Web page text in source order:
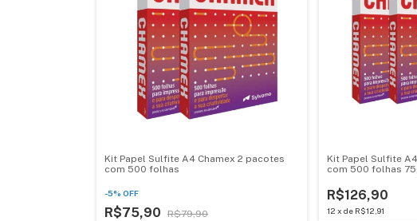
Kit Papel Sulfite A4 Chamex 2 pacotes
com 500 folhas
-5% OFF
R$75,90 R$79,90
Kit Papel Sulfite
com 500 folhas
R$126,90
12 x de R$12,91